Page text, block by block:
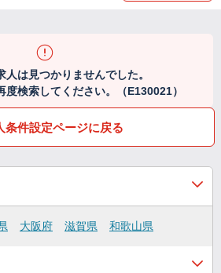
人は見つかりませんでした。
度検索してください。（E130021）
条件設定ページに戻る
大阪府 滋賀県 和歌山県